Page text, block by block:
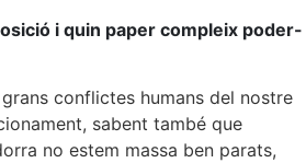
i quin paper compleix poder-
conflictes humans del nostre
sabent també que
no estem massa ben parats,